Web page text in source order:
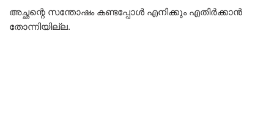
അച്ഛന്റെ സന്തോഷം കണ്ടപ്പോൾ എനിക്കും എതിർക്കാൻ
തോന്നിയില്ല.